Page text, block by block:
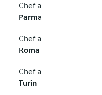
Chef a
Parma
Chef a
Roma
Chef a
Turin